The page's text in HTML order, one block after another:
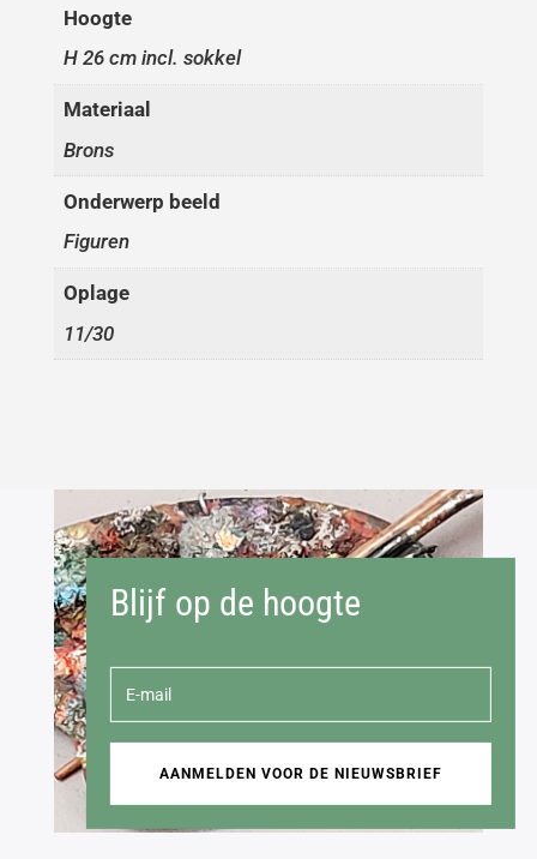
Hoogte
H 26 cm incl. sokkel
Materiaal
Brons
Onderwerp beeld
Figuren
Oplage
11/30
Blijf op de hoogte
AANMELDEN VOOR DE NIEUWSBRIEF